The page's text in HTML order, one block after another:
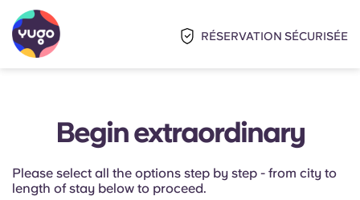
RÉSERVATION SÉCURISÉE
Begin extraordinary
Please select all the options step by step - from city to
length of stay below to proceed.